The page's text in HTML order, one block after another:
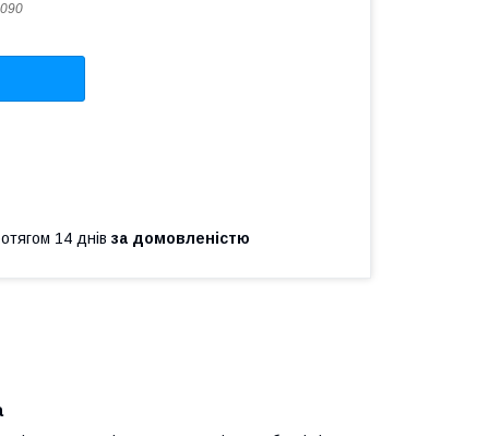
14 днів за домовленістю